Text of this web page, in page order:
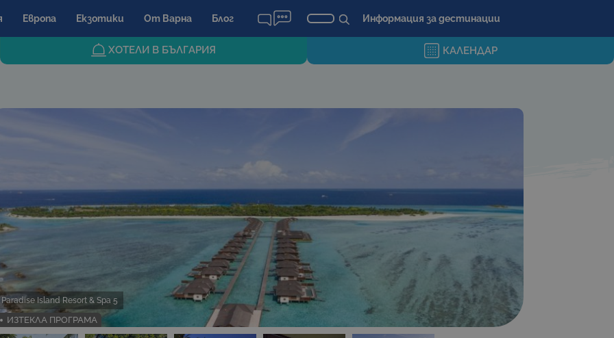
Европа Екзотики От Варна Блог Информация за дестинации
ХОТЕЛИ В БЪЛГАРИЯ КАЛЕНДАР
Paradise Island Resort & Spa 5
ИЗТЕКЛА ПРОГРАМА